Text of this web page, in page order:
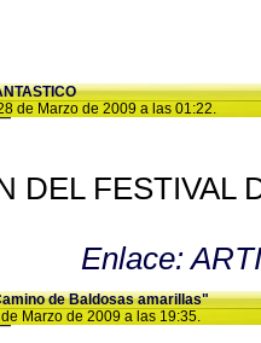
de Marzo de 2009 a las 01:22.
DEL FESTIVAL
Enlace:
de Baldosas amarillas"
Marzo de 2009 a las 19:35.